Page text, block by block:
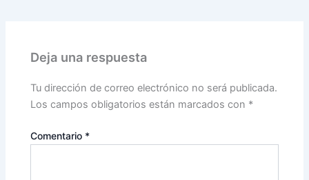
Deja una respuesta
Tu dirección de correo electrónico no será publicada.
Los campos obligatorios están marcados con *
Comentario *